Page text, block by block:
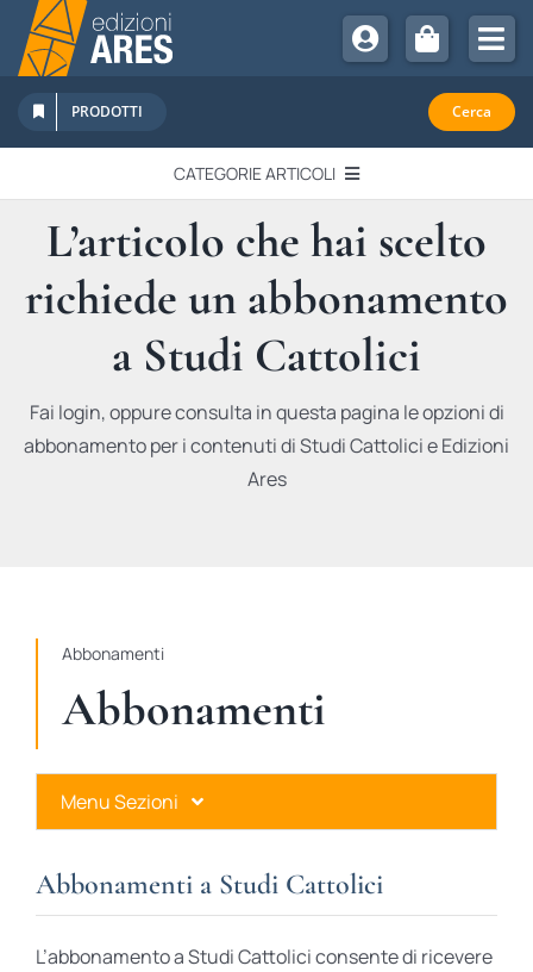
Salta
contenuto
Chi Siamo
Sostienici
Abbonamenti
Promozioni
Newsletter
PRODOTTI Cerca
CATEGORIE ARTICOLI
EDITORIALI
IN QUESTO NUMERO
RECENSIONI
L’articolo che hai scelto
richiede un abbonamento
a Studi Cattolici
Fai login, oppure consulta in questa pagina le opzioni di
abbonamento per i contenuti di Studi Cattolici e Edizioni
Ares
Abbonamenti
Abbonamenti
Menu Sezioni
Ares Gold
Abbonamenti a Studi Cattolici
L’abbonamento a Studi Cattolici consente di ricevere